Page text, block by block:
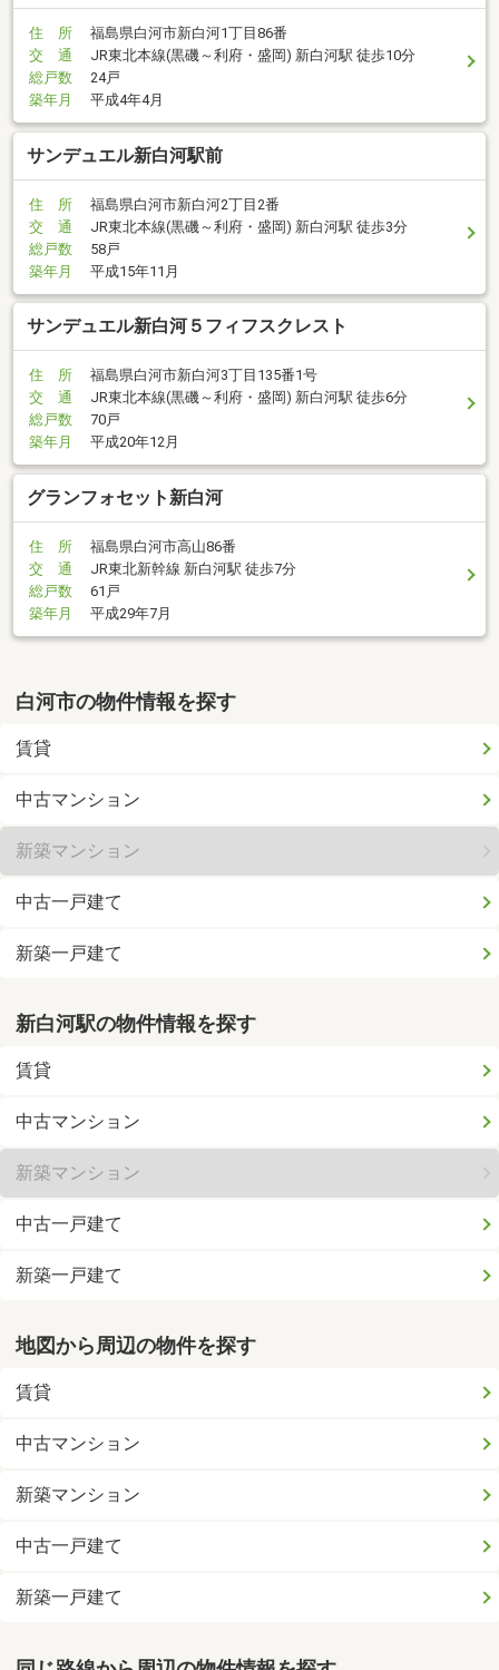
住 所
福島県白河市新白河1丁目86番
交 通
JR東北本線(黒磯～利府・盛岡) 新白河駅 徒歩10分
総戸数
24戸
築年月
平成4年4月
サンデュエル新白河駅前
住 所
福島県白河市新白河2丁目2番
交 通
JR東北本線(黒磯～利府・盛岡) 新白河駅 徒歩3分
総戸数
58戸
築年月
平成15年11月
サンデュエル新白河５フィフスクレスト
住 所
福島県白河市新白河3丁目135番1号
交 通
JR東北本線(黒磯～利府・盛岡) 新白河駅 徒歩6分
総戸数
70戸
築年月
平成20年12月
グランフォセット新白河
住 所
福島県白河市高山86番
交 通
JR東北新幹線 新白河駅 徒歩7分
総戸数
61戸
築年月
平成29年7月
白河市の物件情報を探す
賃貸
中古マンション
新築マンション
中古一戸建て
新築一戸建て
新白河駅の物件情報を探す
賃貸
中古マンション
新築マンション
中古一戸建て
新築一戸建て
地図から周辺の物件を探す
賃貸
中古マンション
新築マンション
中古一戸建て
新築一戸建て